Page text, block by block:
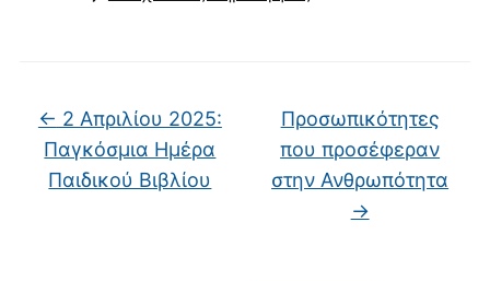
← 2 Απριλίου 2025:
Παγκόσμια Ημέρα
Παιδικού Βιβλίου
Προσωπικότητες
που προσέφεραν
στην Ανθρωπότητα
→